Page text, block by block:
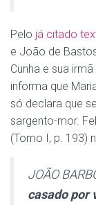
Pelo já citado
e João de
Cunha e sua
informa que
só declara que
sargento-mor.
(Tomo I, p. 193)
JOÃO
casado por